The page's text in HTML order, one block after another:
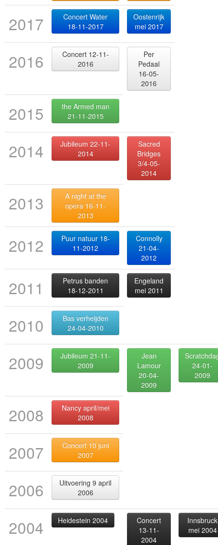
2017
Concert Water
18-11-2017
Oostenrijk
mei 2017
2016
Concert 12-11-
2016
Per
Pedaal
16-05-
2016
2015
the Armed man
21-11-2015
2014
Jubileum 22-11-
2014
Sacred
Bridges
3/4-05-
2014
2013
A night at the
opera 16-11-
2013
2012
Puur natuur 18-
11-2012
Connolly
21-04-
2012
2011
Petrus banden
18-12-2011
Engeland
mei 2011
2010
Bas verheijden
24-04-2010
2009
Jubileum 21-11-
2009
Jean
Lamour
20-04-
2009
24-01-
2009
2008
Nancy april/mei
2008
2007
Concert 10 juni
2007
2006
Uitvoering 9 april
2006
2004 Heidestein 2004
Concert
13-11-
2004
Innsbruck
mei 2004